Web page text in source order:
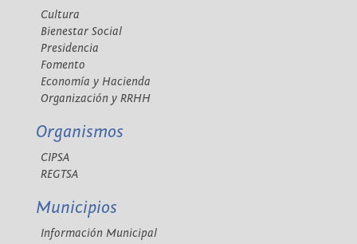
Cultura
Bienestar Social
Presidencia
Fomento
Economía y Hacienda
Organización y RRHH
Organismos
CIPSA
REGTSA
Municipios
Información Municipal